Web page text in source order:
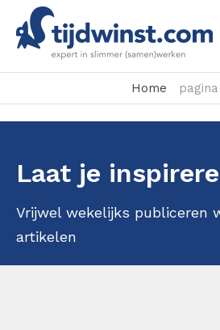
Home
Laat je
Vrijwel wekelijks publiceren
artikelen